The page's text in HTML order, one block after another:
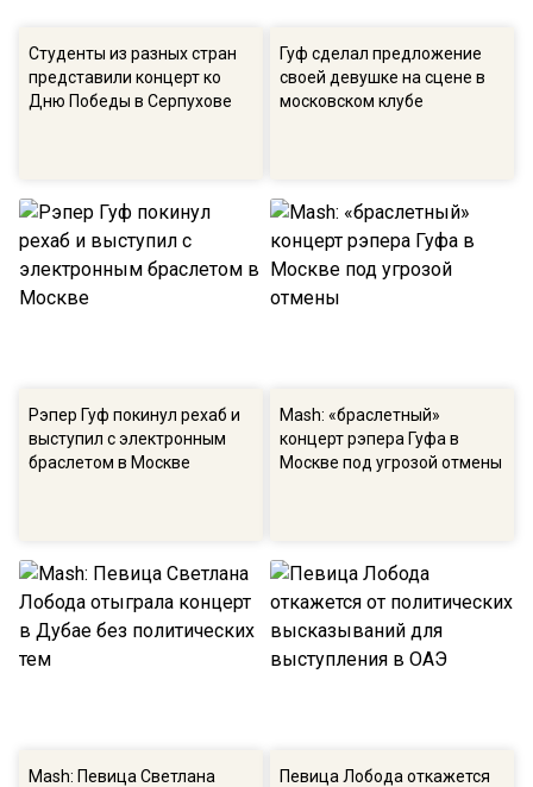
Студенты из разных стран
представили концерт ко
Дню Победы в Серпухове
Гуф сделал предложение
своей девушке на сцене в
московском клубе
Рэпер Гуф покинул рехаб и
выступил с электронным
браслетом в Москве
Mash: «браслетный»
концерт рэпера Гуфа в
Москве под угрозой отмены
Mash: Певица Светлана
Певица Лобода откажется